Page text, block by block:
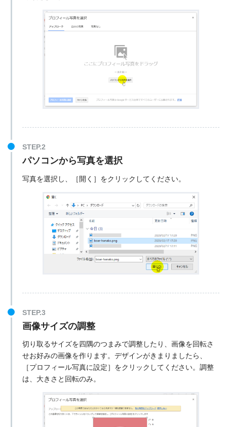
パソコンから写真を選択
写真を選択し、［開く］をクリックしてください。
画像サイズの調整
切り取るサイズを四隅のつまみで調整したり、画像を回転さ
せお好みの画像を作ります。デザインがきまりましたら、
［プロフィール写真に設定］をクリックしてください。調整
は、大きさと回転のみ。